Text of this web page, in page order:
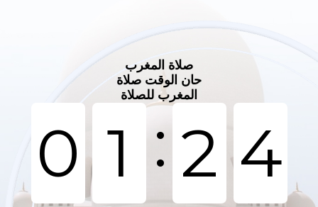
صلاة المغرب
حان الوقت صلاة
المغرب للصلاة
0 1 : 2 4